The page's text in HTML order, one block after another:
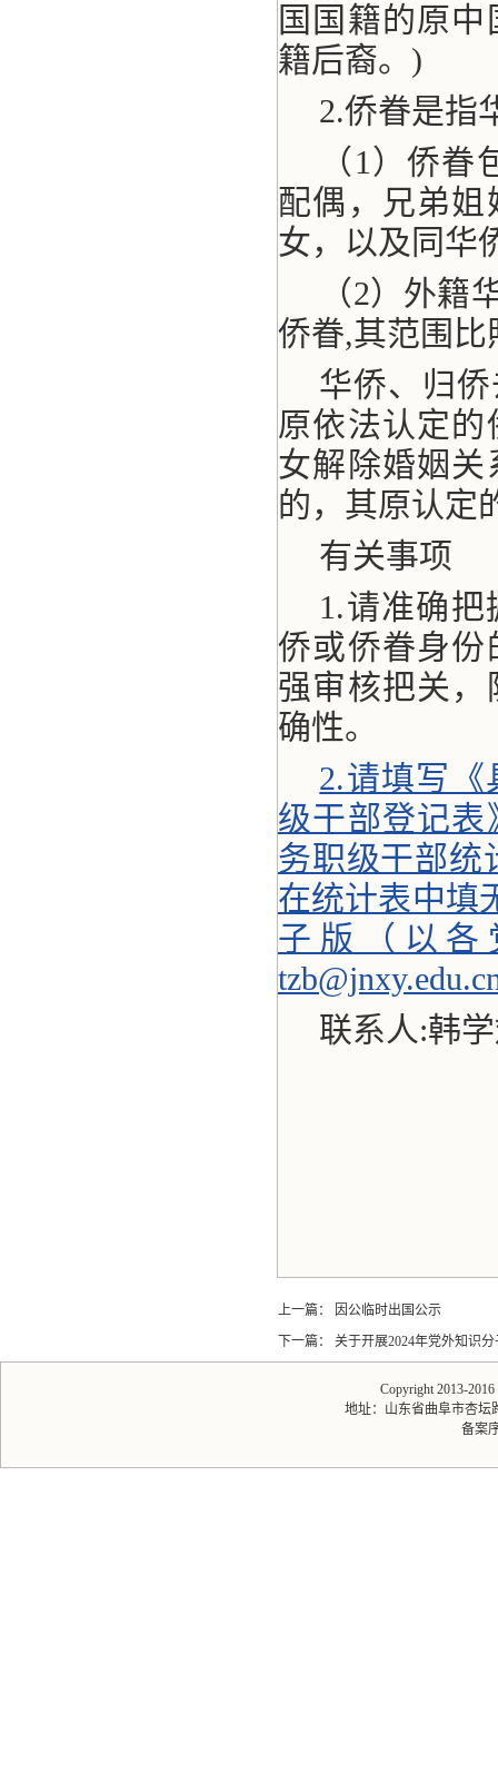
国国籍的原
籍后裔。)
2.侨眷是指
（1）侨
配偶，兄弟
女，以及同华
（2）外籍
侨眷,其范围比
华侨、归
原依法认定
女解除婚姻
的，其原认定
有关事项
1.请准确
侨或侨眷身份
强审核把关
确性。
2.请填写《
级干部登记
务职级干部统
在统计表中填
子版（以
联系人:韩
上一篇：
因公临时出国公示
下一篇：
关于开展2024年党外知识
Copyright 2013-
地址：山东省曲阜市杏坛
备案